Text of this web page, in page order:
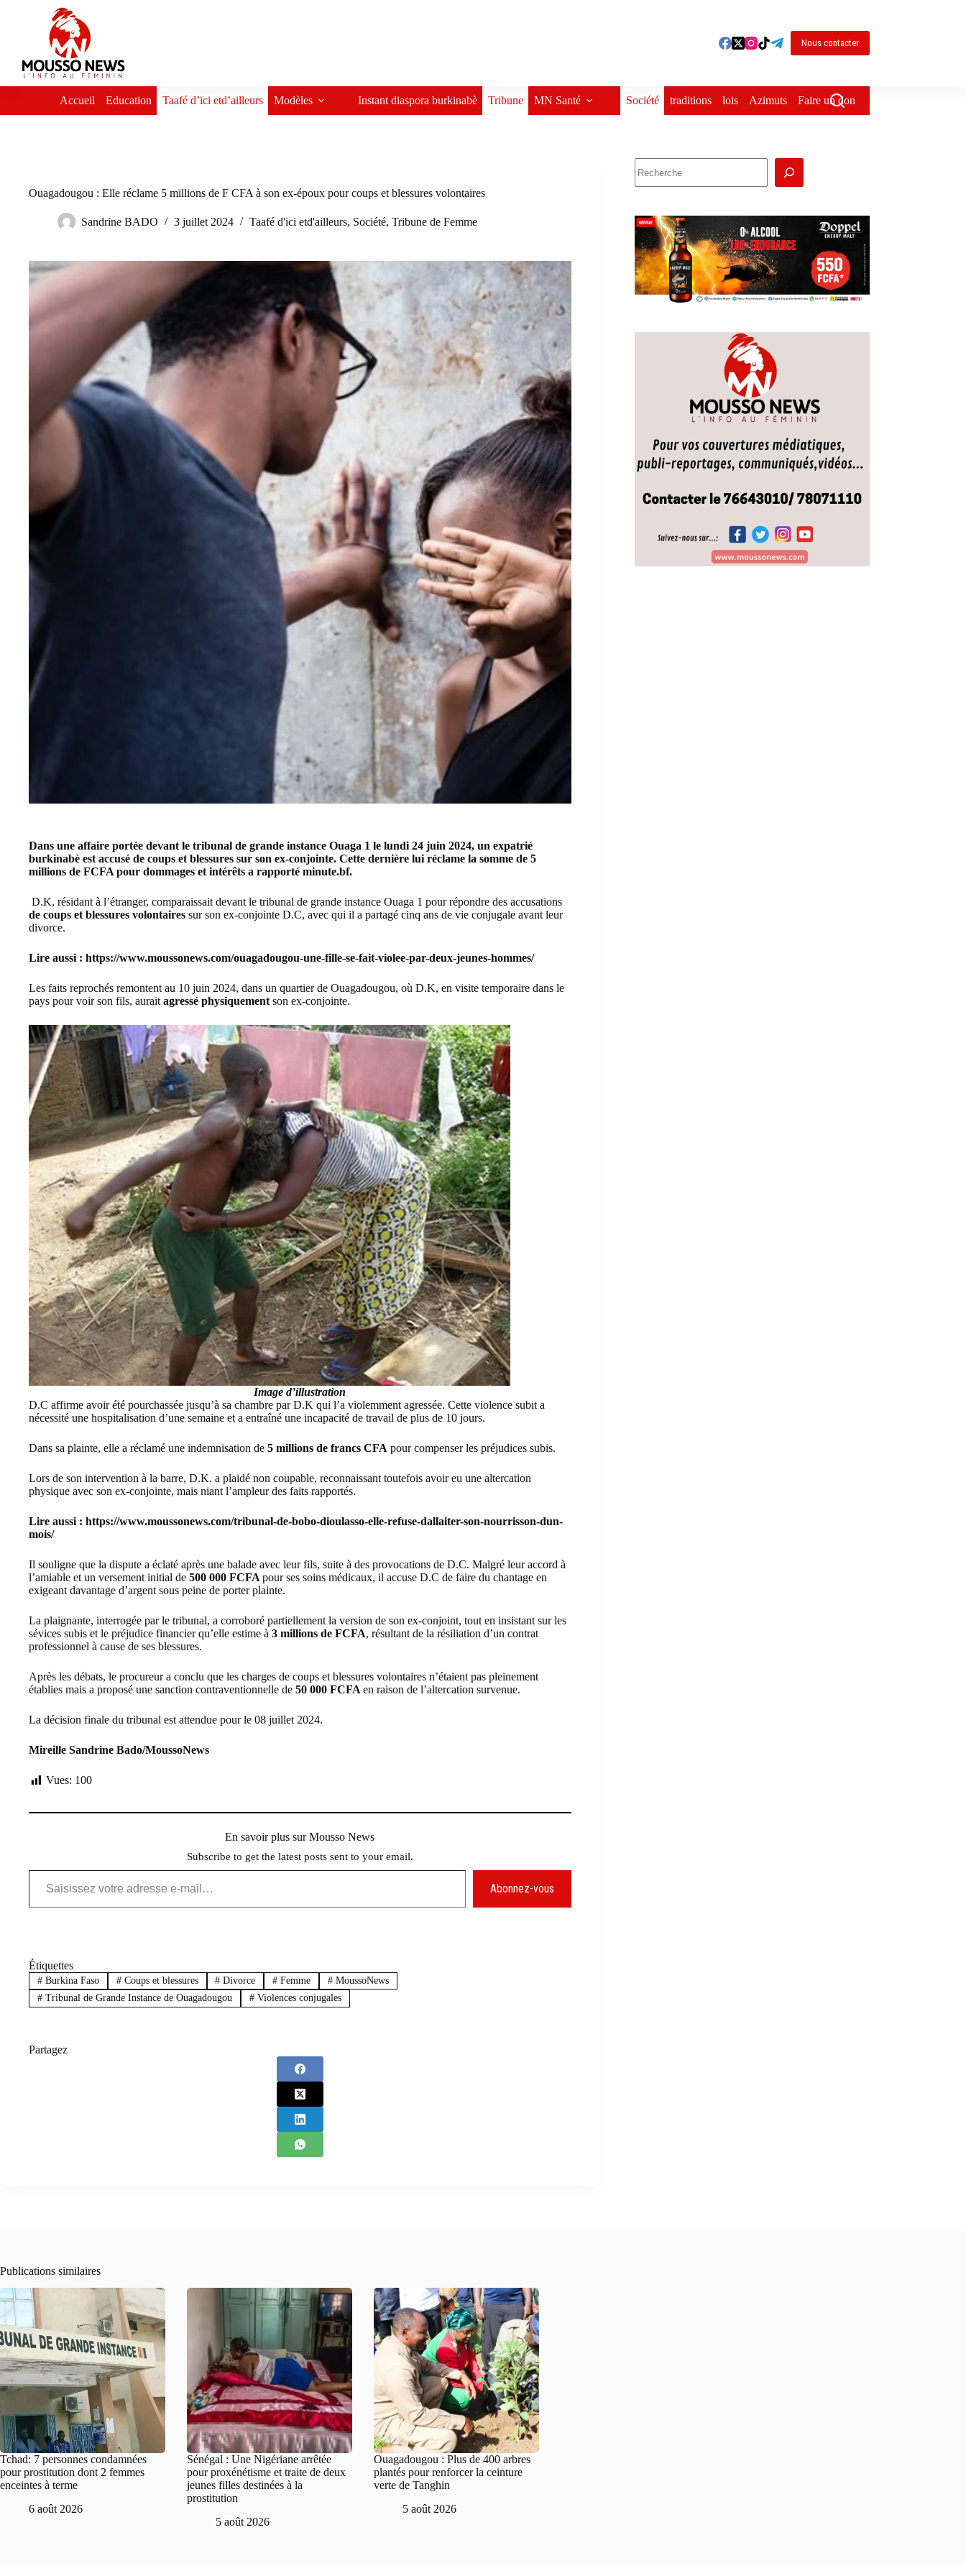
Nous contacter
Accueil Education Taafé d’ici etd’ailleurs Modèles Instant diaspora burkinabè Tribune MN Santé Société traditions lois Azimuts Faire un don
Ouagadougou : Elle réclame 5 millions de F CFA à son ex-époux pour coups et blessures volontaires
Sandrine BADO 3 juillet 2024 Taafé d'ici etd'ailleurs, Société, Tribune de Femme
Dans une affaire portée devant le tribunal de grande instance Ouaga 1 le lundi 24 juin 2024, un expatrié
burkinabè est accusé de coups et blessures sur son ex-conjointe. Cette dernière lui réclame la somme de 5
millions de FCFA pour dommages et intérêts a rapporté minute.bf.
D.K, résidant à l’étranger, comparaissait devant le tribunal de grande instance Ouaga 1 pour répondre des accusations
de coups et blessures volontaires sur son ex-conjointe D.C, avec qui il a partagé cinq ans de vie conjugale avant leur
divorce.
Lire aussi : https://www.moussonews.com/ouagadougou-une-fille-se-fait-violee-par-deux-jeunes-hommes/
Les faits reprochés remontent au 10 juin 2024, dans un quartier de Ouagadougou, où D.K, en visite temporaire dans le
pays pour voir son fils, aurait agressé physiquement son ex-conjointe.
Image d’illustration
D.C affirme avoir été pourchassée jusqu’à sa chambre par D.K qui l’a violemment agressée. Cette violence subit a
nécessité une hospitalisation d’une semaine et a entraîné une incapacité de travail de plus de 10 jours.
Dans sa plainte, elle a réclamé une indemnisation de 5 millions de francs CFA pour compenser les préjudices subis.
Lors de son intervention à la barre, D.K. a plaidé non coupable, reconnaissant toutefois avoir eu une altercation
physique avec son ex-conjointe, mais niant l’ampleur des faits rapportés.
Lire aussi : https://www.moussonews.com/tribunal-de-bobo-dioulasso-elle-refuse-dallaiter-son-nourrisson-dun-
mois/
Il souligne que la dispute a éclaté après une balade avec leur fils, suite à des provocations de D.C. Malgré leur accord à
l’amiable et un versement initial de 500 000 FCFApour ses soins médicaux, il accuse D.C de faire du chantage en
exigeant davantage d’argent sous peine de porter plainte.
La plaignante, interrogée par le tribunal, a corroboré partiellement la version de son ex-conjoint, tout en insistant sur les
sévices subis et le préjudice financier qu’elle estime à 3 millions de FCFA, résultant de la résiliation d’un contrat
professionnel à cause de ses blessures.
Après les débats, le procureur a conclu que les charges de coups et blessures volontaires n’étaient pas pleinement
établies mais a proposé une sanction contraventionnelle de 50 000 FCFAen raison de l’altercation survenue.
La décision finale du tribunal est attendue pour le 08 juillet 2024.
Mireille Sandrine Bado/MoussoNews
Vues: 100
En savoir plus sur Mousso News
Subscribe to get the latest posts sent to your email.
Saisissez votre adresse e-mail…
Abonnez-vous
Étiquettes
#Burkina Faso #Coups et blessures # Divorce # Femme # MoussoNews
#Tribunal de Grande Instance de Ouagadougou #Violences conjugales
Partagez
Publications similaires
Tchad: 7 personnes condamnées
pour prostitution dont 2 femmes
enceintes à terme
6 août 2026
Sénégal : Une Nigériane arrêtée
pour proxénétisme et traite de deux
jeunes filles destinées à la
prostitution
5 août 2026
Ouagadougou : Plus de 400 arbres
plantés pour renforcer la ceinture
verte de Tanghin
5 août 2026